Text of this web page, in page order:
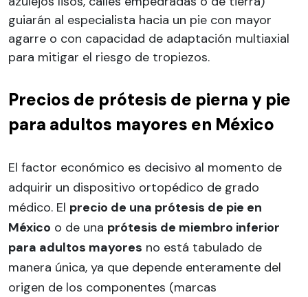
guiarán al especialista hacia un pie con mayor
agarre o con capacidad de adaptación multiaxial
para mitigar el riesgo de tropiezos.
Precios de prótesis de pierna y pie
para adultos mayores en México
El factor económico es decisivo al momento de
adquirir un dispositivo ortopédico de grado
médico. El precio de una prótesis de pie en
México o de una prótesis de miembro inferior
para adultos mayores no está tabulado de
manera única, ya que depende enteramente del
origen de los componentes (marcas